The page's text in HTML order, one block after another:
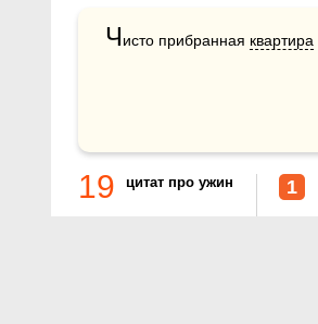
Чисто прибранная квартира
19 цитат про ужин 1